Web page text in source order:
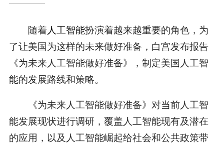
随着人工智能扮演着越来越重要的角色，为
了让美国为这样的未来做好准备，白宫发布报告
《为未来人工智能做好准备》，制定美国人工智
能的发展路线和策略。
《为未来人工智能做好准备》对当前人工智
能发展现状进行调研，覆盖人工智能现有及潜在
的应用，以及人工智能崛起给社会和公共政策带